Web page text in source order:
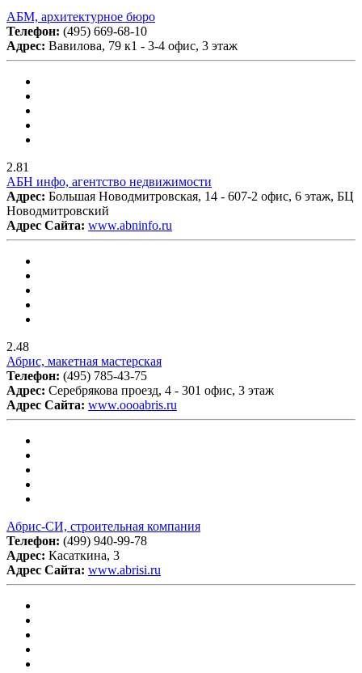
АБМ, архитектурное бюро
Телефон: (495) 669-68-10
Адрес: Вавилова, 79 к1 - 3-4 офис, 3 этаж
2.81
АБН инфо, агентство недвижимости
Адрес: Большая Новодмитровская, 14 - 607-2 офис, 6 этаж, БЦ
Новодмитровский
Адрес Сайта: www.abninfo.ru
2.48
Абрис, макетная мастерская
Телефон: (495) 785-43-75
Адрес: Серебрякова проезд, 4 - 301 офис, 3 этаж
Адрес Сайта: www.oooabris.ru
Абрис-СИ, строительная компания
Телефон: (499) 940-99-78
Адрес: Касаткина, 3
Адрес Сайта: www.abrisi.ru